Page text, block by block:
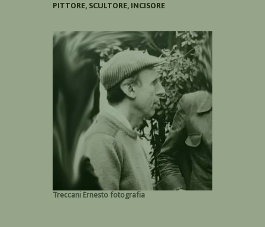
PITTORE, SCULTORE, INCISORE
Treccani Ernesto fotografia